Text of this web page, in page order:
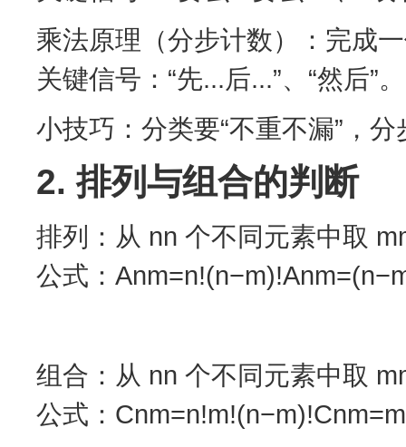
乘法原理（分步计数）：完成
关键信号：“先...后...”、“然后”。
小技巧：分类要“不重不漏”，分
2. 排列与组合的判断
排列：从 nn 个不同元素中取
公式：
组合：从 nn 个不同元素中取
公式：